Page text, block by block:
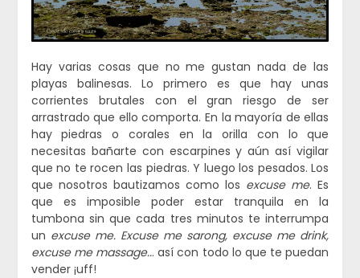
Hay varias cosas que no me gustan nada de las
playas balinesas. Lo primero es que hay unas
corrientes brutales con el gran riesgo de ser
arrastrado que ello comporta. En la mayoría de ellas
hay piedras o corales en la orilla con lo que
necesitas bañarte con escarpines y aún así vigilar
que no te rocen las piedras. Y luego los pesados. Los
que nosotros bautizamos como los excuse me. Es
que es imposible poder estar tranquila en la
tumbona sin que cada tres minutos te interrumpa
un excuse me. Excuse me sarong, excuse me drink,
excuse me massage... así con todo lo que te puedan
vender ¡uff!